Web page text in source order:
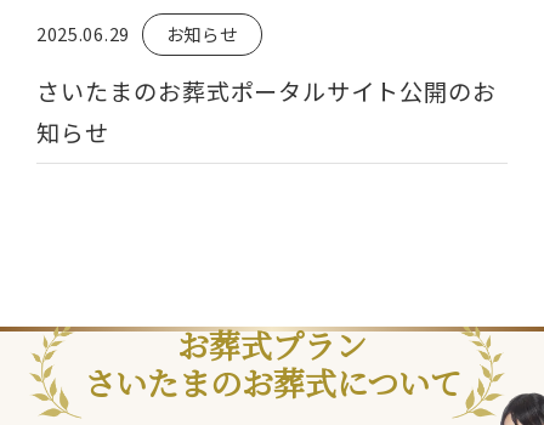
2025.06.29 お知らせ
さいたまのお葬式ポータルサイト公開のお
知らせ
お葬式プラン
さいたまのお葬式について